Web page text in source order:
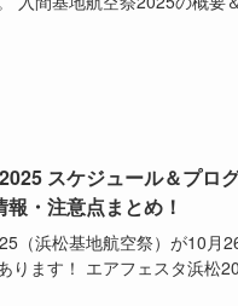
スケジュール＆プロ
・注意点まとめ！
（浜松基地航空祭）が10月
ります！ エアフェスタ浜松